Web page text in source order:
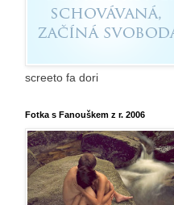
screeto fa dori
Fotka s Fanouškem z r. 2006